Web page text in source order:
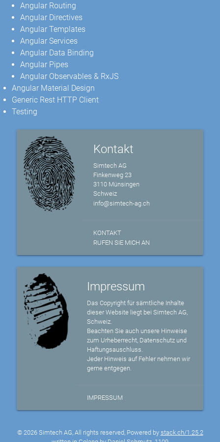
Angular Routing
Angular Directives
Angular Templates
Angular Services
Angular Data Binding
Angular Pipes
Angular Observables & RxJS
Angular Material Design
Generic Rest HTTP Client
Testing
Kontakt
Simtech AG
Finkenweg 23
3110 Münsingen
Schweiz
info@simtech-ag.ch
KONTAKT
RUFEN SIE MICH AN
Impressum
Das Copyright für sämtliche Inhalte
dieser Website liegt bei Simtech AG,
Schweiz.
Beachten Sie auch unsere Hinweise
zum Urheberrecht, Datenschutz und
Haftungsauschluss.
Jeder Hinweis auf Fehler nehmen wir
gerne entgegen.
IMPRESSUM
© 2026 Simtech AG, All rights reserved, Powered by stack.ch/1.25.2